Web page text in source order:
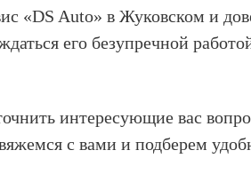
«DS Auto» в Жуковском и
его безупречной
интересующие вас
с вами и подберем